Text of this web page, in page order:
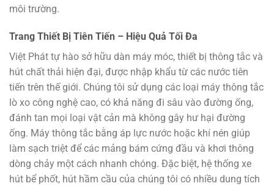
môi trường.
Trang Thiết Bị Tiên Tiến – Hiệu Quả Tối Đa
Việt Phát tự hào sở hữu dàn máy móc, thiết bị thông tắc và
hút chất thải hiện đại, được nhập khẩu từ các nước tiên
tiến trên thế giới. Chúng tôi sử dụng các loại máy thông tắc
lò xo công nghệ cao, có khả năng đi sâu vào đường ống,
đánh tan mọi loại vật cản mà không gây hư hại đường
ống. Máy thông tắc bằng áp lực nước hoặc khí nén giúp
làm sạch triệt để các mảng bám cứng đầu và khơi thông
dòng chảy một cách nhanh chóng. Đặc biệt, hệ thống xe
hút bể phốt, hút hầm cầu của chúng tôi có nhiều dung tích